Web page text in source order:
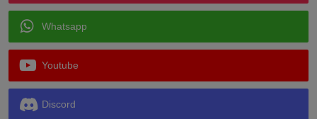
Whatsapp
Youtube
Discord